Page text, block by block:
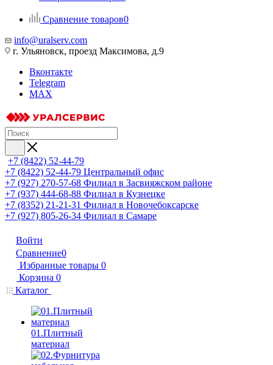
Сравнение товаров0
info@uralserv.com
г. Ульяновск, проезд Максимова, д.9
Вконтакте
Telegram
MAX
+7 (8422) 52-44-79
+7 (8422) 52-44-79 Центральный офис
+7 (927) 270-57-68 Филиал в Засвияжском районе
+7 (937) 444-68-88 Филиал в Кузнецке
+7 (8352) 21-21-31 Филиал в Новочебоксарске
+7 (927) 805-26-34 Филиал в Самаре
Войти
Сравнение0
Избранные товары 0
Корзина 0
Каталог
01.Плитный
материал